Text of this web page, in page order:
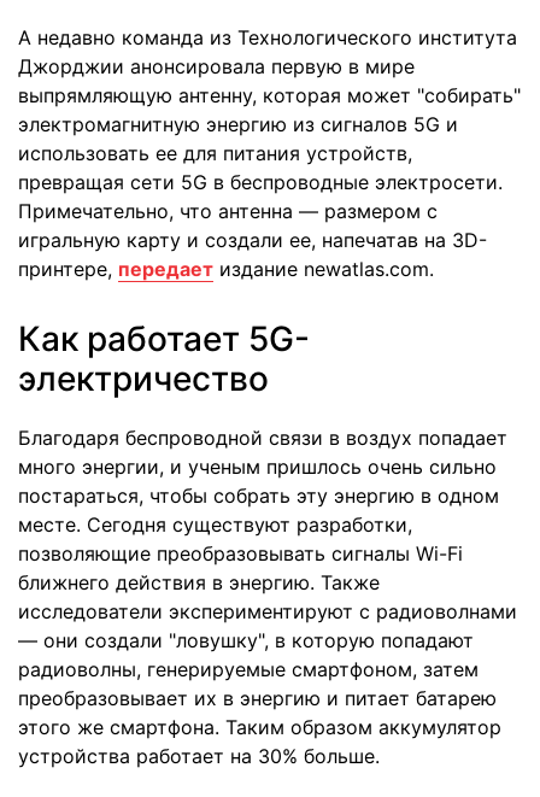
А недавно команда из Технологического института
Джорджии анонсировала первую в мире
выпрямляющую антенну, которая может "собирать"
электромагнитную энергию из сигналов 5G и
использовать ее для питания устройств,
превращая сети 5G в беспроводные электросети.
Примечательно, что антенна — размером с
игральную карту и создали ее, напечатав на 3D-
принтере, передает издание newatlas.com.
Как работает 5G-
электричество
Благодаря беспроводной связи в воздух попадает
много энергии, и ученым пришлось очень сильно
постараться, чтобы собрать эту энергию в одном
месте. Сегодня существуют разработки,
позволяющие преобразовывать сигналы Wi-Fi
ближнего действия в энергию. Также
исследователи экспериментируют с радиоволнами
— они создали "ловушку", в которую попадают
радиоволны, генерируемые смартфоном, затем
преобразовывает их в энергию и питает батарею
этого же смартфона. Таким образом аккумулятор
устройства работает на 30% больше.